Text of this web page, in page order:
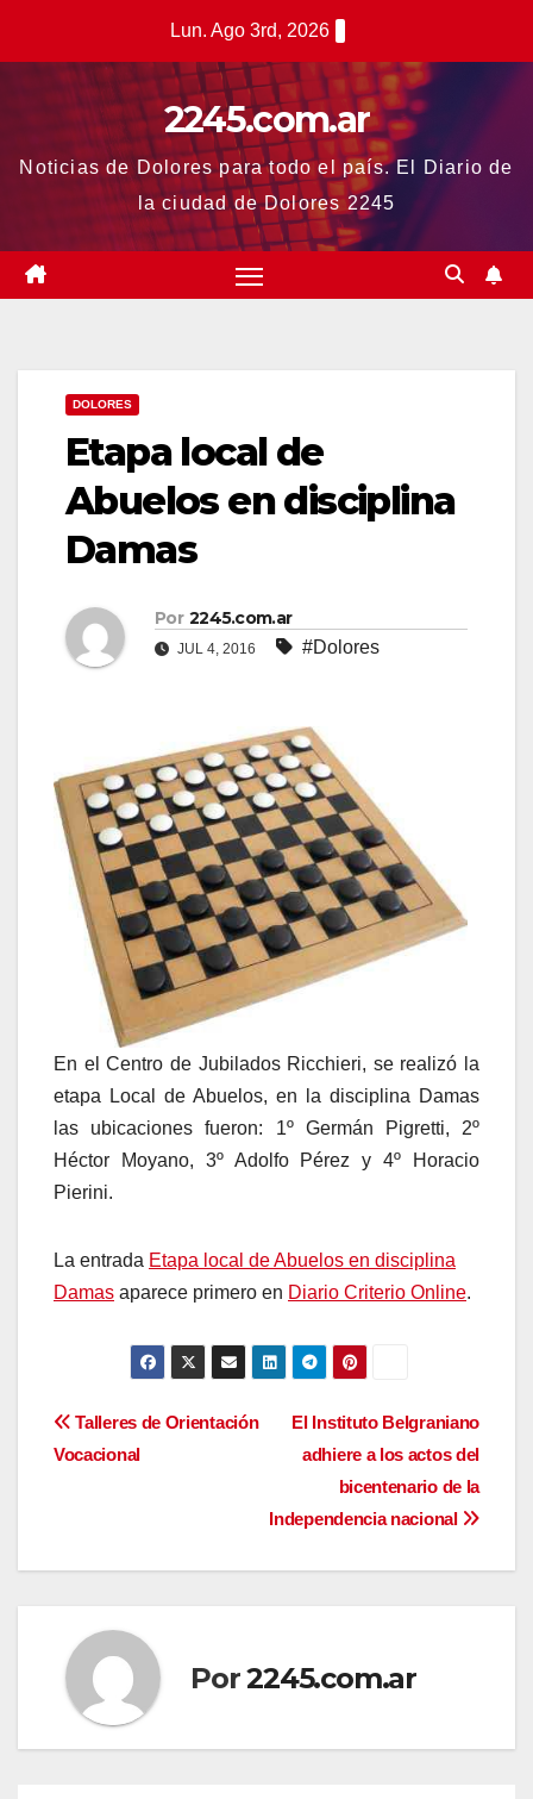
Lun. Ago 3rd, 2026
2245.com.ar
Noticias de Dolores para todo el país. El Diario de
la ciudad de Dolores 2245
DOLORES
Etapa local de
Abuelos en disciplina
Damas
Por 2245.com.ar
JUL 4, 2016 #Dolores
En el Centro de Jubilados Ricchieri, se realizó la
etapa Local de Abuelos, en la disciplina Damas
las ubicaciones fueron: 1º Germán Pigretti, 2º
Héctor Moyano, 3º Adolfo Pérez y 4º Horacio
Pierini.
La entrada Etapa local de Abuelos en disciplina
Damas aparece primero en Diario Criterio Online.
Navegación
El Instituto Belgraniano
adhiere a los actos del
bicentenario de la
Independencia nacional
Talleres de Orientación
Vocacional
Por2245.com.ar